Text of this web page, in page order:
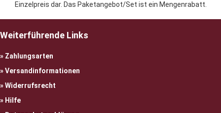
Einzelpreis dar. Das Paketangebot/Set ist ein Mengenrabatt.
Weiterführende Links
Zahlungsarten
Versandinformationen
Widerrufsrecht
Hilfe